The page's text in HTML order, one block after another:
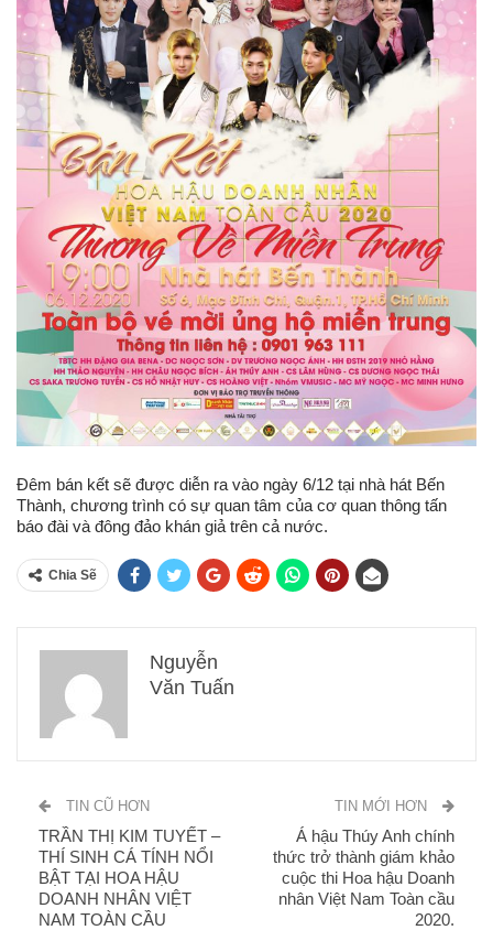
Đêm bán kết sẽ được diễn ra vào ngày 6/12 tại nhà hát Bến
Thành, chương trình có sự quan tâm của cơ quan thông tấn
báo đài và đông đảo khán giả trên cả nước.
Chia Sẽ
Nguyễn
Văn Tuấn
TIN CŨ HƠN
TRẦN THỊ KIM TUYẾT –
THÍ SINH CÁ TÍNH NỔI
BẬT TẠI HOA HẬU
DOANH NHÂN VIỆT
NAM TOÀN CẦU
TIN MỚI HƠN
Á hậu Thúy Anh chính
thức trở thành giám khảo
cuộc thi Hoa hậu Doanh
nhân Việt Nam Toàn cầu
2020.